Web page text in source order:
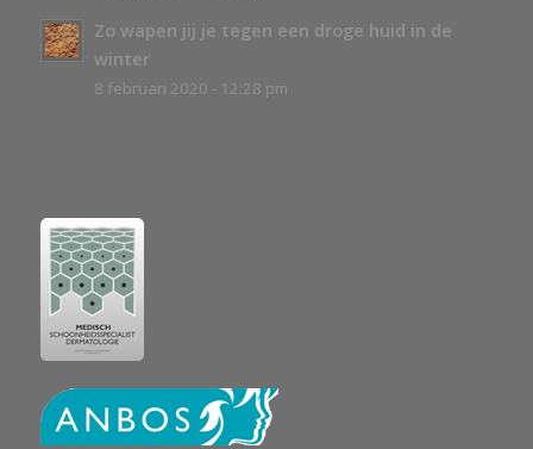
Zo wapen jij je tegen een droge huid in de
winter
8 februari 2020 - 12:28 pm